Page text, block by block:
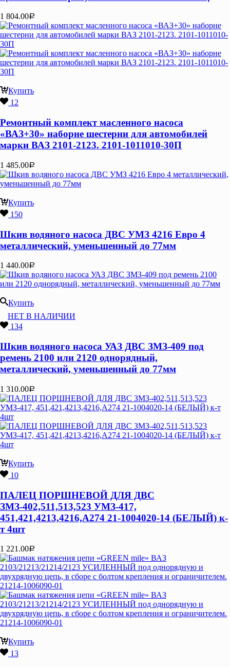
1 804.00Р
Купить
12
Ремонтный комплект масленного насоса
«ВАЗ+30» наборне шестерни для автомобилей
марки ВАЗ 2101-2123. 2101-1011010-30П
1 485.00Р
Купить
150
Шкив водяного насоса ДВС УМЗ 4216 Евро 4
металлический, уменьшенный до 77мм
1 440.00Р
Купить
НЕТ В НАЛИЧИИ
134
Шкив водяного насоса УАЗ ДВС ЗМЗ-409 под
ремень 2100 или 2120 однорядный,
металлический, уменьшенный до 77мм
1 310.00Р
Купить
10
ПАЛЕЦ ПОРШНЕВОЙ ДЛЯ ДВС
ЗМЗ-402,511,513,523 УМЗ-417,
451,421,4213,4216,А274 21-1004020-14 (БЕЛЫЙ) к-
т 4шт
1 221.00Р
Купить
13